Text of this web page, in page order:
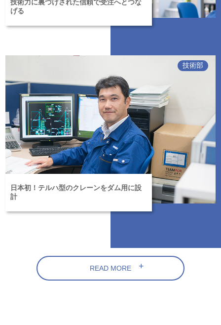
技術力に裏づけされた信頼で受注へとつな
げる
技術部
日本初！テルハ型のクレーンをダム用に設
計
READ MORE